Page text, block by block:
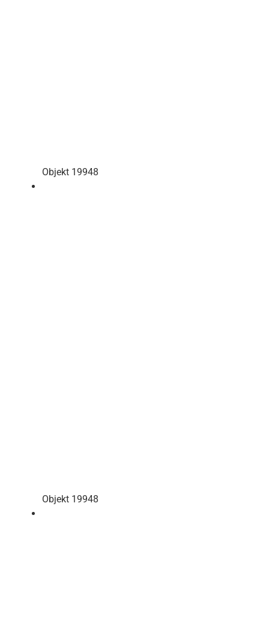
Objekt 19948
Objekt 19948